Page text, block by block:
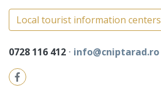
Local tourist information centers
0728 116 412 ⋅ info@cniptarad.ro